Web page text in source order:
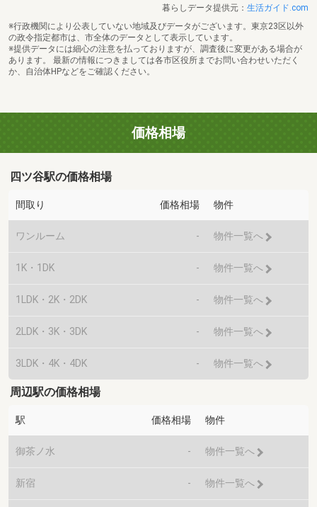
暮らしデータ提供元： 生活ガイド.com
※行政機関により公表していない地域及びデータがございます。東京23区以外
の政令指定都市は、市全体のデータとして表示しています。
※提供データには細心の注意を払っておりますが、調査後に変更がある場合が
あります。 最新の情報につきましては各市区役所までお問い合わせいただく
か、自治体HPなどをご確認ください。
価格相場
四ツ谷駅の価格相場
間取り 価格相場 物件
ワンルーム - 物件一覧へ
1K・1DK - 物件一覧へ
1LDK・2K・2DK - 物件一覧へ
2LDK・3K・3DK - 物件一覧へ
3LDK・4K・4DK - 物件一覧へ
周辺駅の価格相場
駅 価格相場 物件
御茶ノ水 - 物件一覧へ
新宿 - 物件一覧へ